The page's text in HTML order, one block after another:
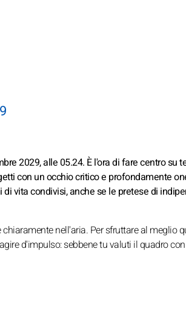
2029, alle 05.24. È l'ora di fare centro su
con un occhio critico e profondamente
vita condivisi, anche se le pretese di
nell'aria. Per sfruttare al meglio
d'impulso: sebbene tu valuti il quadro